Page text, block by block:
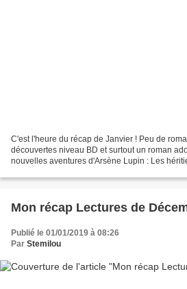
C'est l'heure du récap de Janvier ! Peu de
découvertes niveau BD et surtout un roman
nouvelles aventures d'Arsène Lupin : Les
Mon récap Lectures de
Publié le 01/01/2019 à 08:26
Par Stemilou